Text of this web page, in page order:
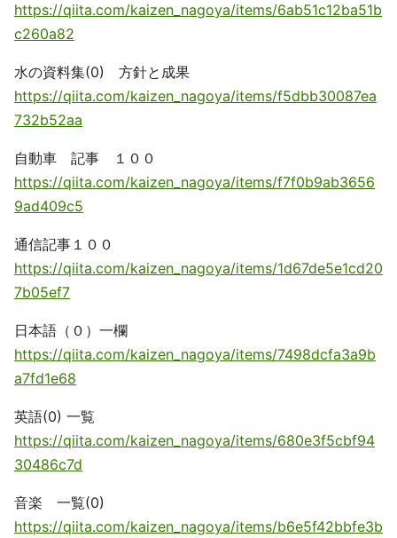
https://qiita.com/kaizen_nagoya/items/6ab51c12ba51b
c260a82
水の資料集(0) 方針と成果
https://qiita.com/kaizen_nagoya/items/f5dbb30087ea
732b52aa
自動車 記事 １００
https://qiita.com/kaizen_nagoya/items/f7f0b9ab3656
9ad409c5
通信記事１００
https://qiita.com/kaizen_nagoya/items/1d67de5e1cd20
7b05ef7
日本語（０）一欄
https://qiita.com/kaizen_nagoya/items/7498dcfa3a9b
a7fd1e68
英語(0) 一覧
https://qiita.com/kaizen_nagoya/items/680e3f5cbf94
30486c7d
音楽 一覧(0)
https://qiita.com/kaizen_nagoya/items/b6e5f42bbfe3b